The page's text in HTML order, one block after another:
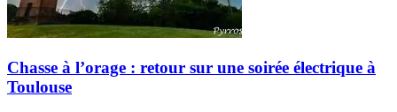
Chasse à l’orage : retour sur une soirée électrique à
Toulouse